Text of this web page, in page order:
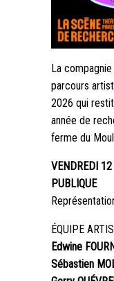
La compagnie
parcours
2026 qui
année de
ferme du
VENDREDI
PUBLIQUE
ÉQUIPE
Edwine
Sébastien